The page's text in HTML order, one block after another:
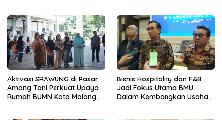
Aktivasi SRAWUNG di Pasar
Among Tani Perkuat Upaya
Rumah BUMN Kota Malang
Bisnis Hospitality dan F&B
Jadi Fokus Utama BMU
Dalam Kembangkan Usaha